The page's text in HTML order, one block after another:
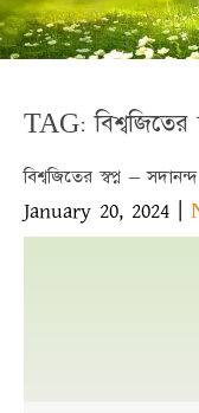
TAG: বিশ্বজিতের
বিশ্বজিতের স্বপ্ন –
January 20, 2024 |